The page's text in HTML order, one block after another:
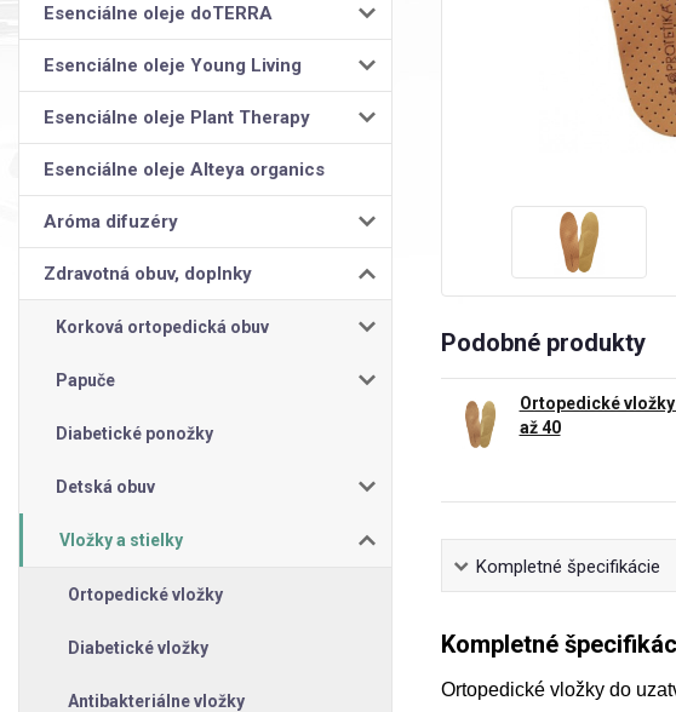
Esenciálne oleje doTERRA
Esenciálne oleje Young Living
Esenciálne oleje Plant Therapy
Esenciálne oleje Alteya organics
Aróma difuzéry
Zdravotná obuv, doplnky
Korková ortopedická obuv
Papuče
Diabetické ponožky
Detská obuv
Vložky a stielky
Ortopedické vložky
Diabetické vložky
Antibakteriálne vložky
Podobné produkty
Ortopedické
až 40
Kompletné špecifikácie
Kompletné
Ortopedické vložky do